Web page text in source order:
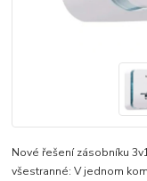
Nové řešení zásobníku
všestranné: V jednom